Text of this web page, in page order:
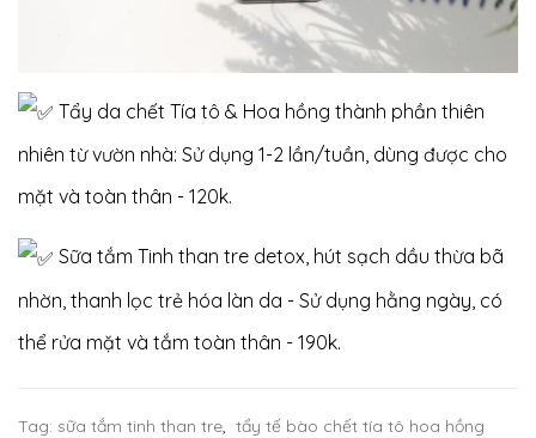
Tẩy da chết Tía tô & Hoa hồng thành phần thiên
nhiên từ vườn nhà: Sử dụng 1-2 lần/tuần, dùng được cho
mặt và toàn thân - 120k.
Sữa tắm Tinh than tre detox, hút sạch dầu thừa bã
nhờn, thanh lọc trẻ hóa làn da - Sử dụng hằng ngày, có
thể rửa mặt và tắm toàn thân - 190k.
Tag: sữa tắm tinh than tre, tẩy tế bào chết tía tô hoa hồng